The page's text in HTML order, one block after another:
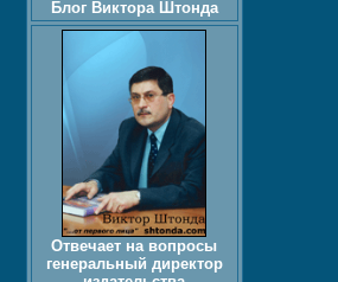
Блог Виктора Штонда
Отвечает на вопросы
генеральный директор